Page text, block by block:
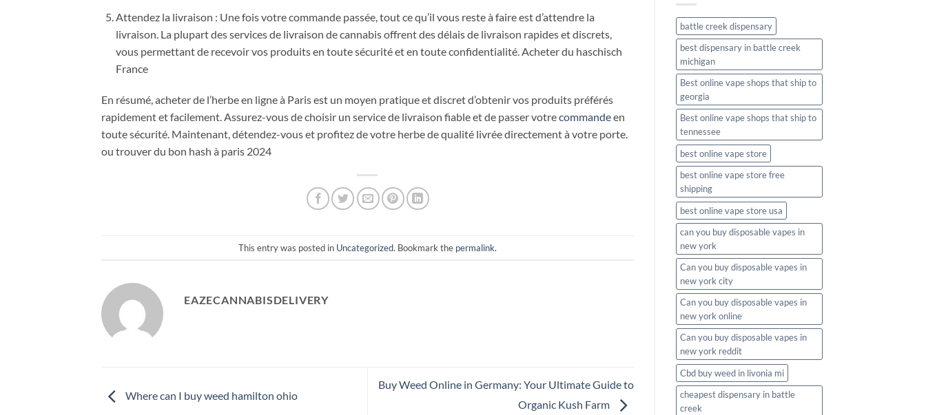
Attendez la livraison : Une fois votre commande passée, tout ce qu’il vous reste à faire est d’attendre la
livraison. La plupart des services de livraison de cannabis offrent des délais de livraison rapides et discrets,
vous permettant de recevoir vos produits en toute sécurité et en toute confidentialité. Acheter du haschisch
France
En résumé, acheter de l’herbe en ligne à Paris est un moyen pratique et discret d’obtenir vos produits préférés
rapidement et facilement. Assurez-vous de choisir un service de livraison fiable et de passer votrecommandeen
toute sécurité. Maintenant, détendez-vous et profitez de votre herbe de qualité livrée directement à votre porte.
ou trouver du bon hash à paris 2024
This entry was posted in Uncategorized. Bookmark the permalink.
EAZECANNABISDELIVERY
Where can I buy weed hamilton ohio
Buy Weed Online in Germany: Your Ultimate Guide to
Organic Kush Farm
battle creek dispensary
best dispensary in battle creek
michigan
Best online vape shops that ship to
georgia
Best online vape shops that ship to
tennessee
best online vape store
best online vape store free
shipping
best online vape store usa
can you buy disposable vapes in
new york
Can you buy disposable vapes in
new york city
Can you buy disposable vapes in
new york online
Can you buy disposable vapes in
new york reddit
Cbd buy weed in livonia mi
cheapest dispensary in battle
creek